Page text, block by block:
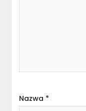
Nazwa *